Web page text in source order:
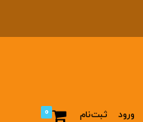
ورود ثبت‌نام 0